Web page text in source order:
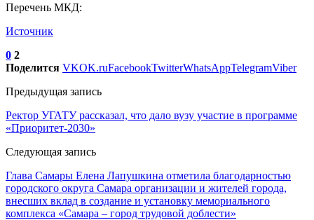
Перечень МКД:
Источник
0 2
Поделится VKOK.ruFacebookTwitterWhatsAppTelegramViber
Предыдущая запись
Ректор УГАТУ рассказал, что дало вузу участие в программе
«Приоритет-2030»
Следующая запись
Глава Самары Елена Лапушкина отметила благодарностью
городского округа Самара организации и жителей города,
внесших вклад в создание и установку мемориального
комплекса «Самара – город трудовой доблести»